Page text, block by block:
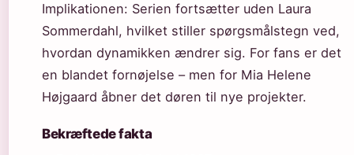
Implikationen: Serien fortsætter uden Laura
Sommerdahl, hvilket stiller spørgsmålstegn ved,
hvordan dynamikken ændrer sig. For fans er det
en blandet fornøjelse – men for Mia Helene
Højgaard åbner det døren til nye projekter.
Bekræftede fakta